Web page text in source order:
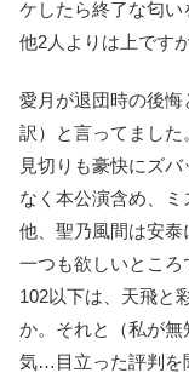
ケしたら終了な匂
他2人よりは上です
愛月が退団時の後
訳）と言ってました
見切りも豪快にズ
なく本公演含め、ミ
他、聖乃風間は安
一つも欲しいところ
102以下は、天飛と
か。それと（私が
気…目立った評判を